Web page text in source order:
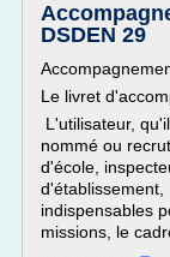
DSDEN 29
Le livret
L'utilisateur,
nommé ou
d'école,
indispensables
missions, le